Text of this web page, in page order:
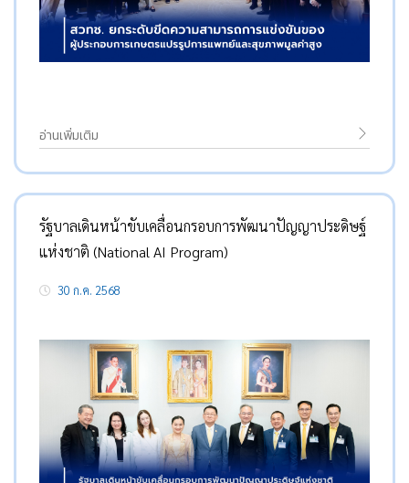
อ่านเพิ่มเติม
รัฐบาลเดินหน้าขับเคลื่อนกรอบการพัฒนาปัญญาประดิษฐ์
แห่งชาติ (National AI Program)
30 ก.ค. 2568